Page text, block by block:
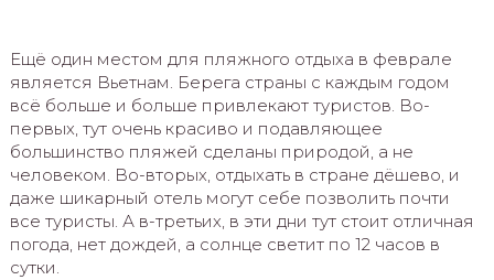
Ещё один местом для пляжного отдыха в феврале
является Вьетнам. Берега страны с каждым годом
всё больше и больше привлекают туристов. Во-
первых, тут очень красиво и подавляющее
большинство пляжей сделаны природой, а не
человеком. Во-вторых, отдыхать в стране дёшево, и
даже шикарный отель могут себе позволить почти
все туристы. А в-третьих, в эти дни тут стоит отличная
погода, нет дождей, а солнце светит по 12 часов в
сутки.